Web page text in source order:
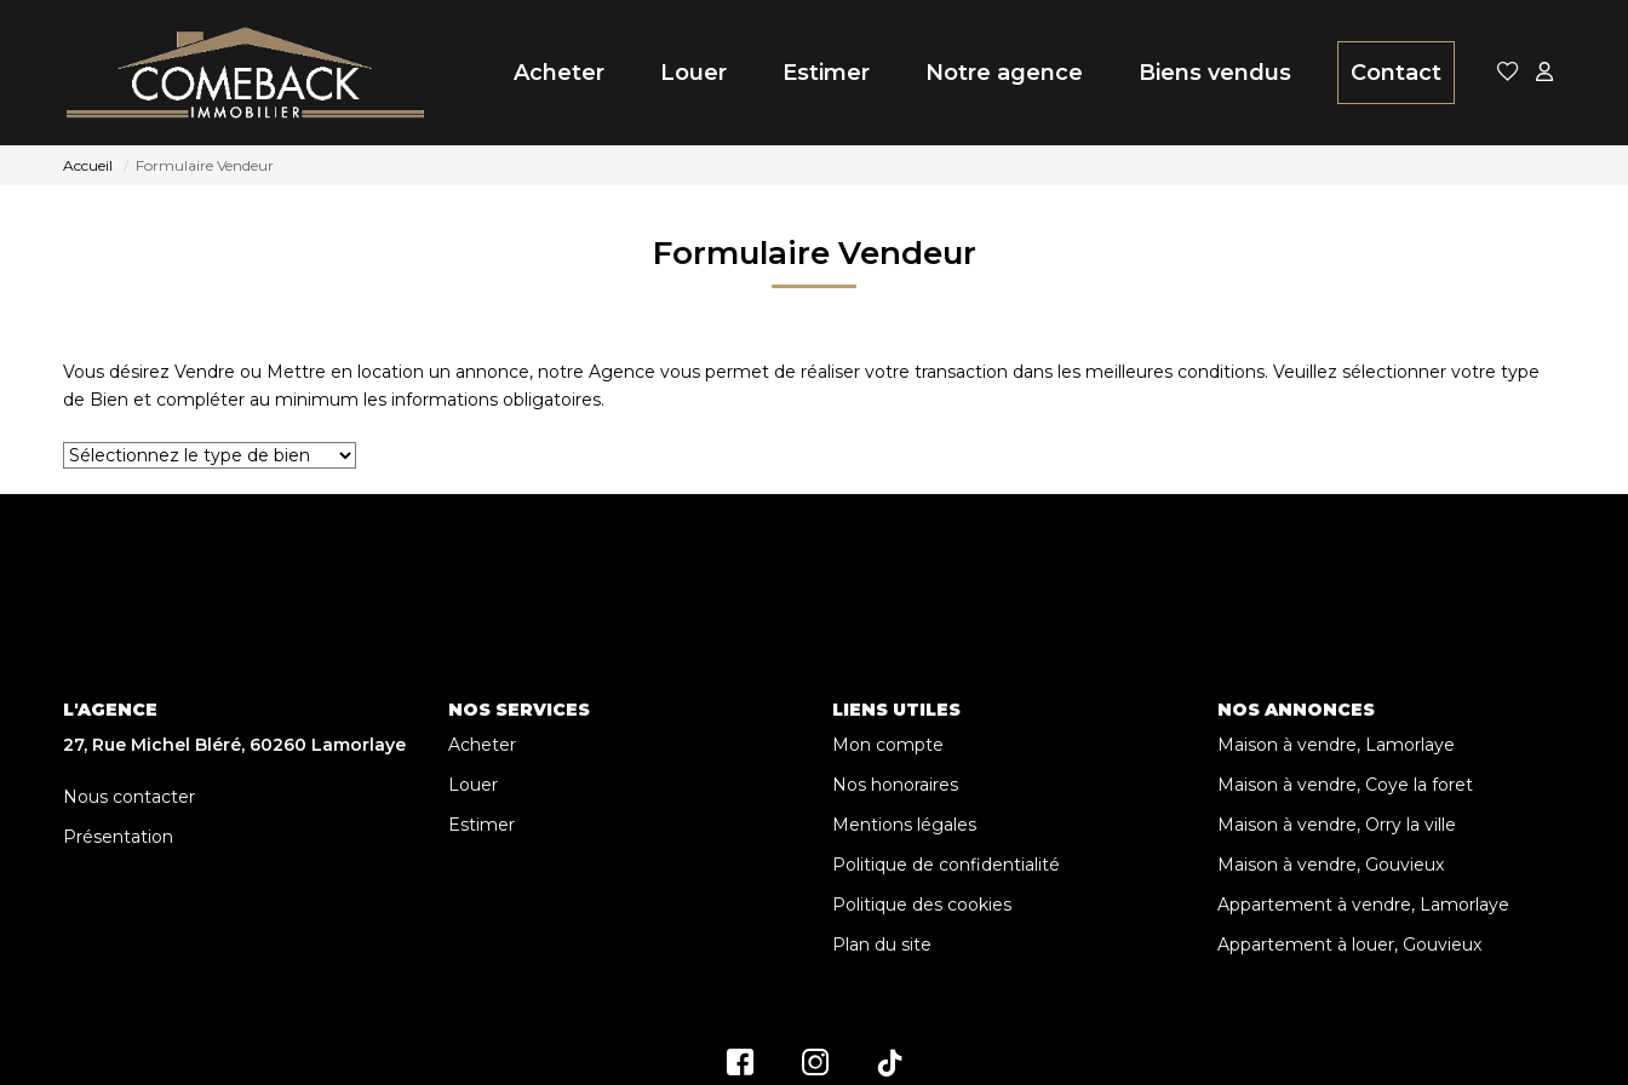
Acheter Louer Estimer Notre agence Biens vendus Contact
Accueil Formulaire Vendeur
Formulaire Vendeur
Vous désirez Vendre ou Mettre en location un annonce, notre Agence vous permet de réaliser votre transaction dans les meilleures conditions. Veuillez sélectionner votre type
de Bien et compléter au minimum les informations obligatoires.
L'AGENCE
27, Rue Michel Bléré, 60260 Lamorlaye
Nous contacter
Présentation
NOS SERVICES
Acheter
Louer
Estimer
LIENS UTILES
Mon compte
Nos honoraires
Mentions légales
Politique de confidentialité
Politique des cookies
Plan du site
NOS ANNONCES
Maison à vendre, Lamorlaye
Maison à vendre, Coye la foret
Maison à vendre, Orry la ville
Maison à vendre, Gouvieux
Appartement à vendre, Lamorlaye
Appartement à louer, Gouvieux